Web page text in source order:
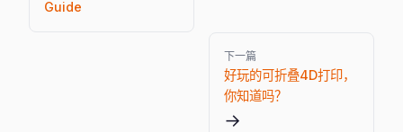
Guide
下一篇
好玩的可折叠4D打印，
你知道吗？
→